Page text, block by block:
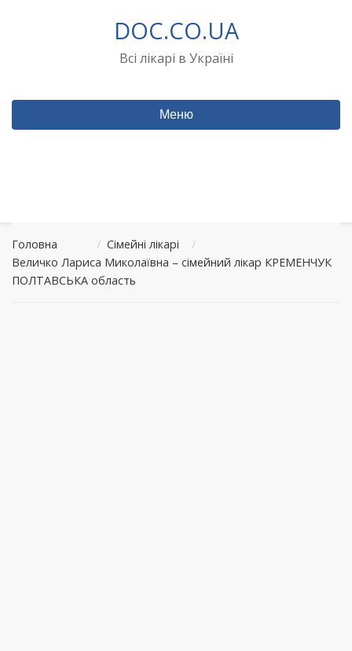
DOC.CO.UA
Всі лікарі в Україні
Меню
Головна / Сімейні лікарі
/
Величко Лариса Миколаївна – сімейний лікар КРЕМЕНЧУК
ПОЛТАВСЬКА область